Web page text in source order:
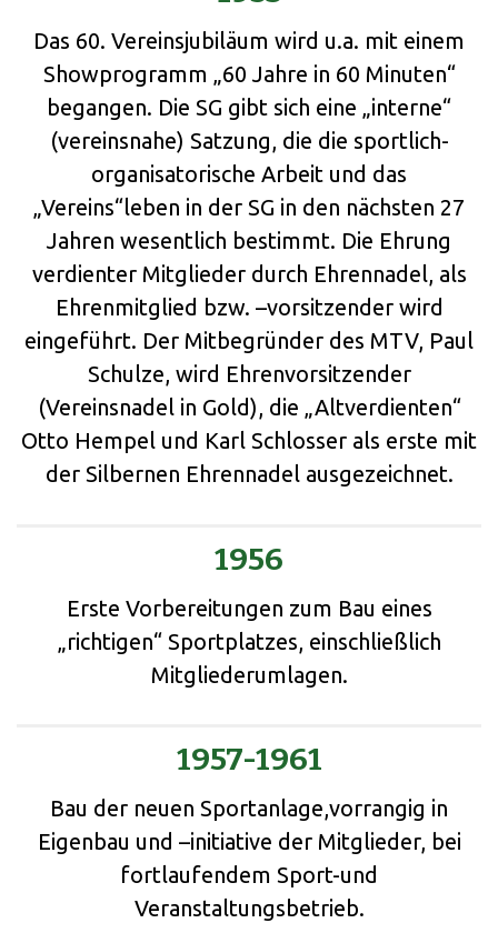
Das 60. Vereinsjubiläum wird u.a. mit einem
Showprogramm „60 Jahre in 60 Minuten“
begangen. Die SG gibt sich eine „interne“
(vereinsnahe) Satzung, die die sportlich-
organisatorische Arbeit und das
„Vereins“leben in der SG in den nächsten 27
Jahren wesentlich bestimmt. Die Ehrung
verdienter Mitglieder durch Ehrennadel, als
Ehrenmitglied bzw. –vorsitzender wird
eingeführt. Der Mitbegründer des MTV, Paul
Schulze, wird Ehrenvorsitzender
(Vereinsnadel in Gold), die „Altverdienten“
Otto Hempel und Karl Schlosser als erste mit
der Silbernen Ehrennadel ausgezeichnet.
1956
Erste Vorbereitungen zum Bau eines
„richtigen“ Sportplatzes, einschließlich
Mitgliederumlagen.
1957-1961
Bau der neuen Sportanlage,vorrangig in
Eigenbau und –initiative der Mitglieder, bei
fortlaufendem Sport-und
Veranstaltungsbetrieb.